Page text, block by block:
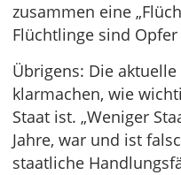
zusammen eine
Flüchtlinge sind
Übrigens: Die
klarmachen, wie
Staat ist. „Weniger
Jahre, war und ist
staatliche